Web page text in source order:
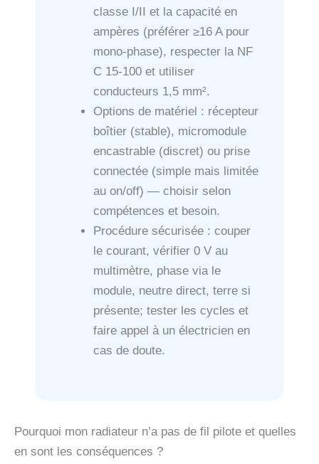
classe I/II et la capacité en
ampères (préférer ≥16 A pour
mono‑phase), respecter la NF
C 15‑100 et utiliser
conducteurs 1,5 mm².
Options de matériel : récepteur
boîtier (stable), micromodule
encastrable (discret) ou prise
connectée (simple mais limitée
au on/off) — choisir selon
compétences et besoin.
Procédure sécurisée : couper
le courant, vérifier 0 V au
multimètre, phase via le
module, neutre direct, terre si
présente; tester les cycles et
faire appel à un électricien en
cas de doute.
Pourquoi mon radiateur n’a pas de fil pilote et quelles
en sont les conséquences ?